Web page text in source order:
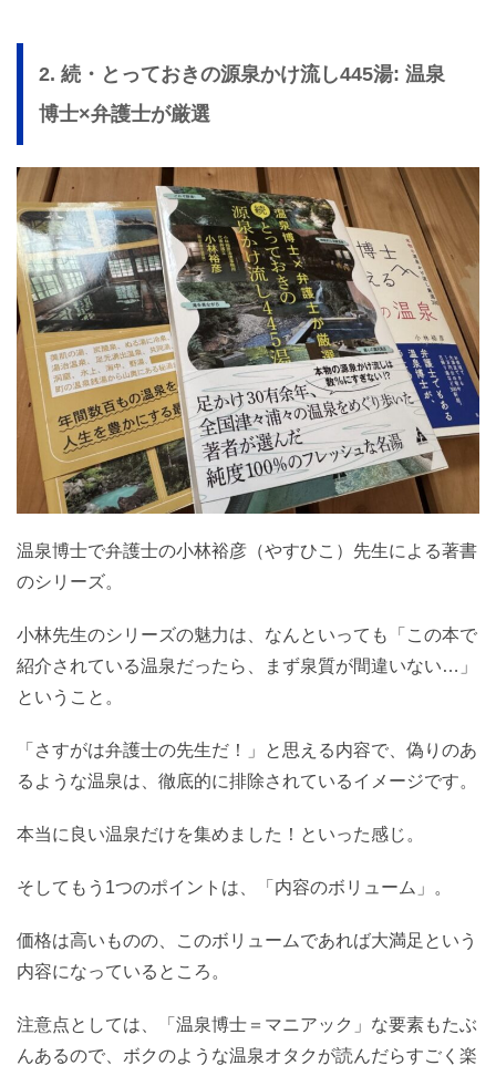
2. 続・とっておきの源泉かけ流し445湯: 温泉
博士×弁護士が厳選
温泉博士で弁護士の小林裕彦（やすひこ）先生による著書
のシリーズ。
小林先生のシリーズの魅力は、なんといっても「この本で
紹介されている温泉だったら、まず泉質が間違いない…」
ということ。
「さすがは弁護士の先生だ！」と思える内容で、偽りのあ
るような温泉は、徹底的に排除されているイメージです。
本当に良い温泉だけを集めました！といった感じ。
そしてもう1つのポイントは、「内容のボリューム」。
価格は高いものの、このボリュームであれば大満足という
内容になっているところ。
注意点としては、「温泉博士＝マニアック」な要素もたぶ
んあるので、ボクのような温泉オタクが読んだらすごく楽